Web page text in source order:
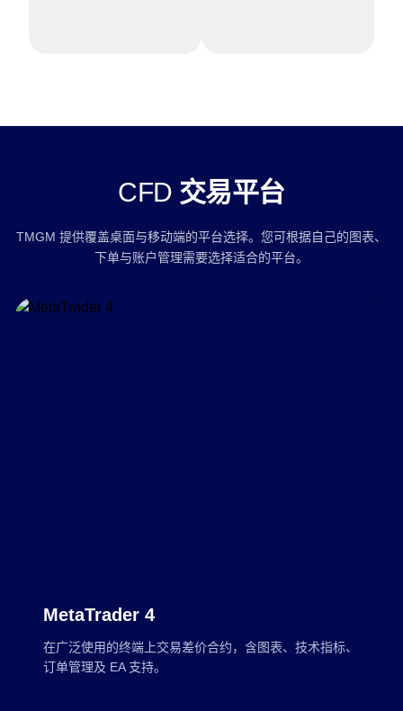
CFD 交易平台
TMGM 提供覆盖桌面与移动端的平台选择。您可根据自己的图表、
下单与账户管理需要选择适合的平台。
MetaTrader 4
在广泛使用的终端上交易差价合约，含图表、技术指标、
订单管理及 EA 支持。